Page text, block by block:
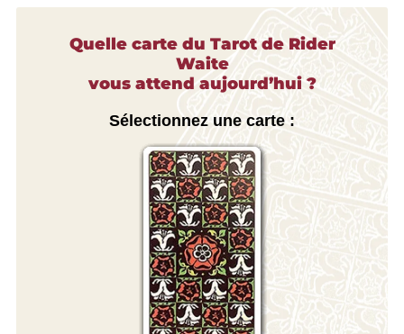
Quelle carte du Tarot de Rider
Waite
vous attend aujourd’hui ?
Sélectionnez une carte :